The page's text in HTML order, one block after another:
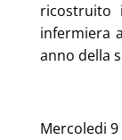
ricostruito
infermiera
anno della
Mercoledi